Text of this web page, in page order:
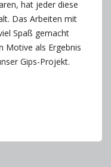
hat jeder diese
Das Arbeiten mit
Spaß gemacht
Motive als Ergebnis
Gips-Projekt.